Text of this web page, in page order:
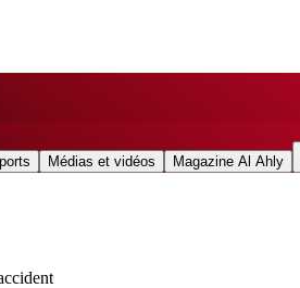
Médias et vidéos Magazine Al Ahly